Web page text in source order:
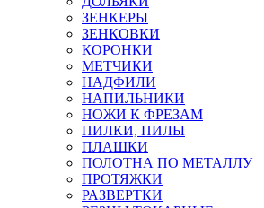
ЗЕНКЕРЫ
ЗЕНКОВКИ
КОРОНКИ
МЕТЧИКИ
НАДФИЛИ
НАПИЛЬНИКИ
НОЖИ К ФРЕЗАМ
ПИЛКИ, ПИЛЫ
ПЛАШКИ
ПОЛОТНА ПО МЕТАЛЛУ
ПРОТЯЖКИ
РАЗВЕРТКИ